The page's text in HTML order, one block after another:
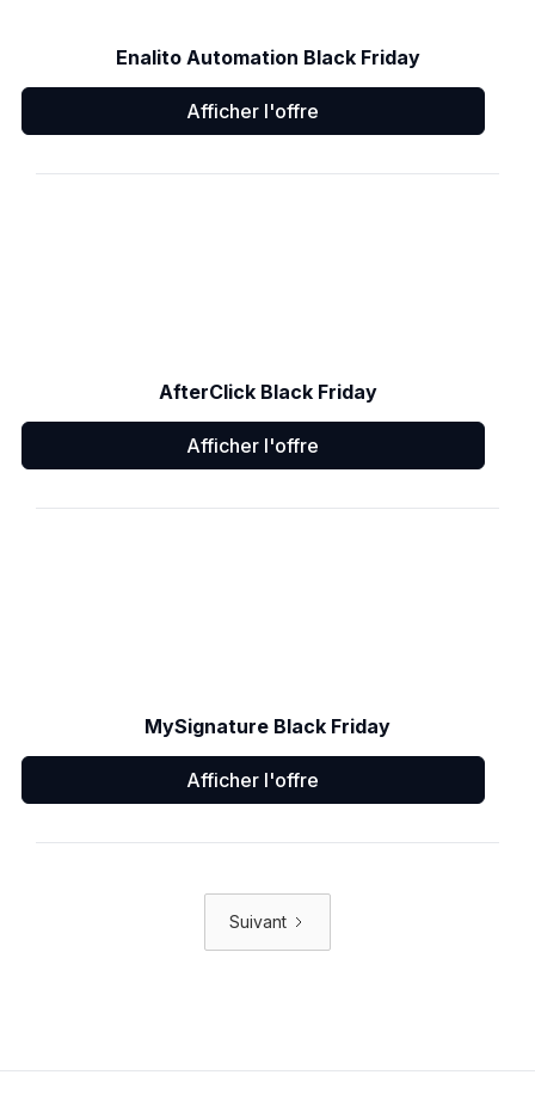
Enalito Automation Black Friday
Afficher l'offre
AfterClick Black Friday
Afficher l'offre
MySignature Black Friday
Afficher l'offre
Suivant